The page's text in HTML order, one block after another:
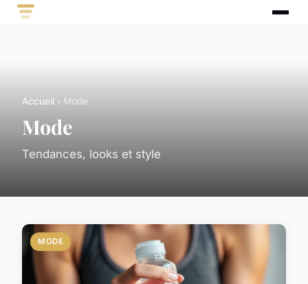
Accueil › Mode
Mode
Tendances, looks et style
MODE